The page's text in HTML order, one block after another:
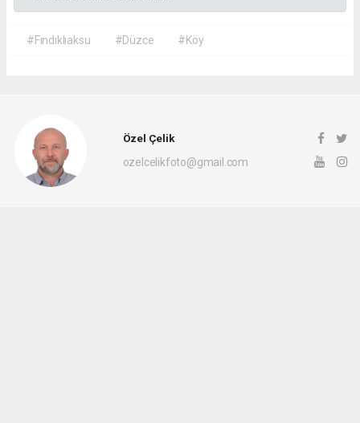
#Fındıklıaksu #Düzce #Köy
Özel Çelik
ozelcelikfoto@gmail.com